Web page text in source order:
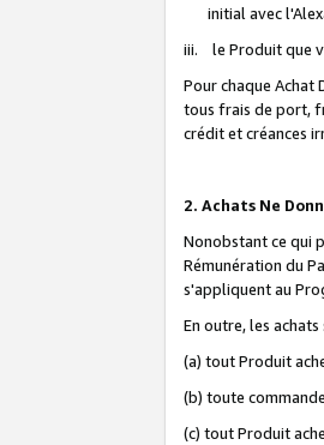
initial avec
iii. le Produit que
Pour chaque Achat
tous frais de port,
crédit et créances
2. Achats Ne
Nonobstant ce qui
Rémunération du
s'appliquent au
En outre, les
(a) tout Produit
(b) toute
(c) tout Produit